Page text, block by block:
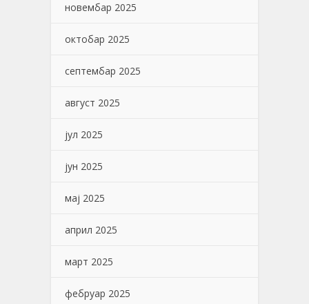
новембар 2025
октобар 2025
септембар 2025
август 2025
јул 2025
јун 2025
мај 2025
април 2025
март 2025
фебруар 2025